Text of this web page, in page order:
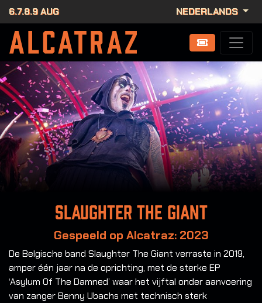
6.7.8.9 AUG NEDERLANDS
Slaughter the Giant
Gespeeld op Alcatraz: 2023
De Belgische band Slaughter The Giant verraste in 2019,
amper één jaar na de oprichting, met de sterke EP
‘Asylum Of The Damned’ waar het vijftal onder aanvoering
van zanger Benny Ubachs met technisch sterk